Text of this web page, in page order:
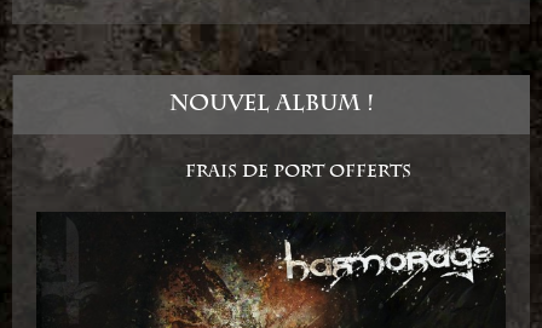
NOUVEL ALBUM !
FRAIS DE PORT OFFERTS